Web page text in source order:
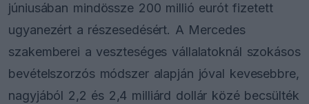
júniusában mindössze 200 millió eurót fizetett
ugyanezért a részesedésért. A Mercedes
szakemberei a veszteséges vállalatoknál szokásos
bevételszorzós módszer alapján jóval kevesebbre,
nagyjából 2,2 és 2,4 milliárd dollár közé becsülték